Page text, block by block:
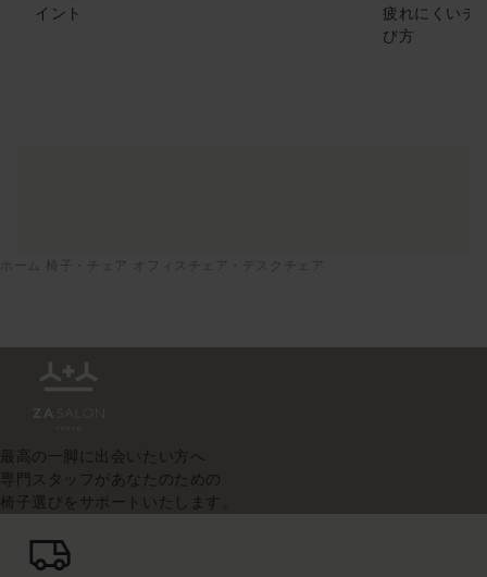
イント
疲れにくいチ
び方
ホーム 椅子・チェア オフィスチェア・デスクチェア
最高の一脚に出会いたい方へ
専門スタッフがあなたのための
椅子選びをサポートいたします。